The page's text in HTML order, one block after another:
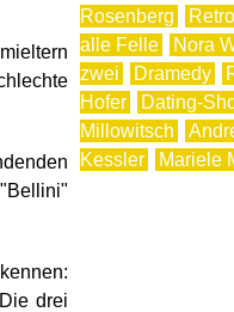
drei
Rosenberg
alle Felle
Nora
zwei
Dramedy
Hofer
Dating-
Millowitsch
Kessler
Mariele